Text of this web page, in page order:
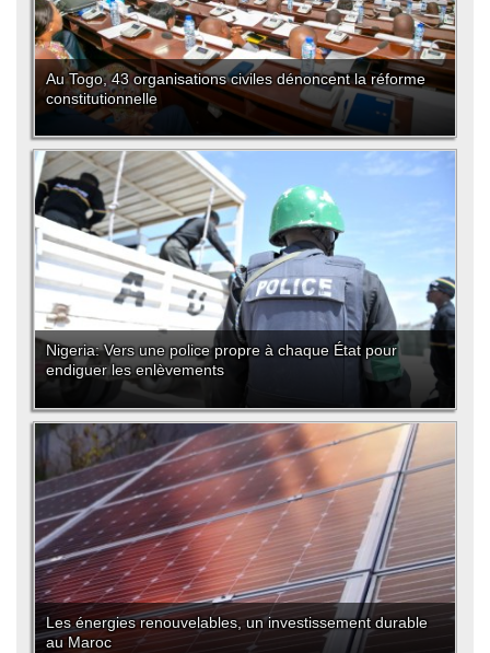
Au Togo, 43 organisations civiles dénoncent la réforme
constitutionnelle
Nigeria: Vers une police propre à chaque État pour
endiguer les enlèvements
Les énergies renouvelables, un investissement durable
au Maroc